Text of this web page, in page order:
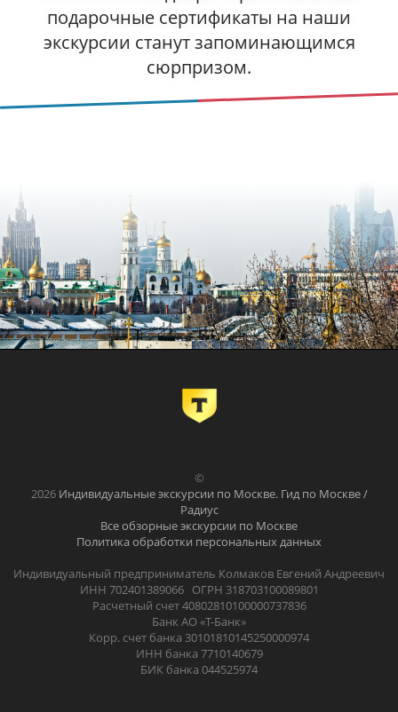
подарочные сертификаты на наши
экскурсии станут запоминающимся
сюрпризом.
©
2026 Индивидуальные экскурсии по Москве. Гид по Москве /
Радиус
Все обзорные экскурсии по Москве
Политика обработки персональных данных
Индивидуальный предприниматель Колмаков Евгений Андреевич
ИНН 702401389066 ОГРН 318703100089801
Расчетный счет 40802810100000737836
Банк АО «Т-Банк»
Корр. счет банка 30101810145250000974
ИНН банка 7710140679
БИК банка 044525974